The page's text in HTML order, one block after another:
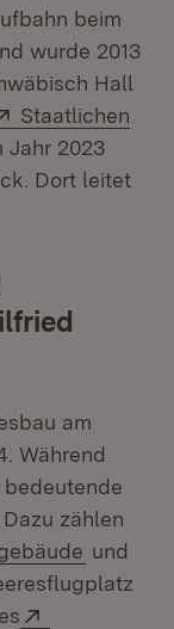
beim
in neuem
wurde 2013
Hall
Extern:
Staatlichen
Fenster)
Jahr 2023
Dort leitet
am
Während
zählen
(Öffnet
und
Fenster)